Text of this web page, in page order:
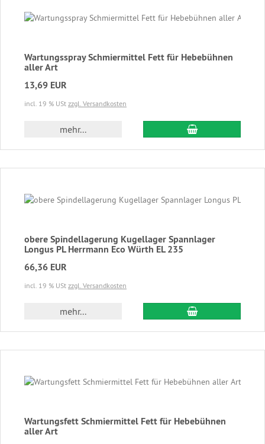
Wartungsspray Schmiermittel Fett für Hebebühnen
aller Art
13,69 EUR
incl. 19 % USt zzgl. Versandkosten
mehr... In den
obere Spindellagerung Kugellager Spannlager
Longus PL Herrmann Eco Würth EL 235
66,36 EUR
incl. 19 % USt zzgl. Versandkosten
mehr... In den
Wartungsfett Schmiermittel Fett für Hebebühnen
aller Art